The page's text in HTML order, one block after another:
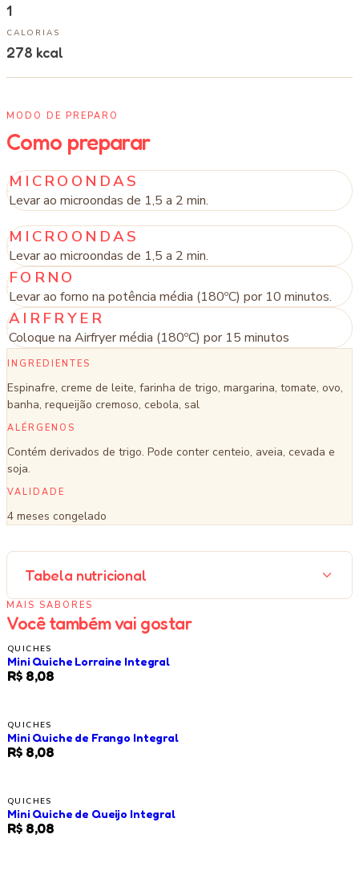
1
CALORIAS
278 kcal
MODO DE PREPARO
Como preparar
MICROONDAS
Levar ao microondas de 1,5 a 2 min.
MICROONDAS
Levar ao microondas de 1,5 a 2 min.
FORNO
Levar ao forno na potência média (180ºC) por 10 minutos.
AIRFRYER
Coloque na Airfryer média (180ºC) por 15 minutos
INGREDIENTES
Espinafre, creme de leite, farinha de trigo, margarina, tomate, ovo,
banha, requeijão cremoso, cebola, sal
ALÉRGENOS
Contém derivados de trigo. Pode conter centeio, aveia, cevada e
soja.
VALIDADE
4 meses congelado
Tabela nutricional
MAIS SABORES
Você também vai gostar
LANÇAMENTO
QUICHES
Mini Quiche Lorraine Integral
R$ 8,08
QUICHES
Mini Quiche de Frango Integral
R$ 8,08
QUICHES
Mini Quiche de Queijo Integral
R$ 8,08